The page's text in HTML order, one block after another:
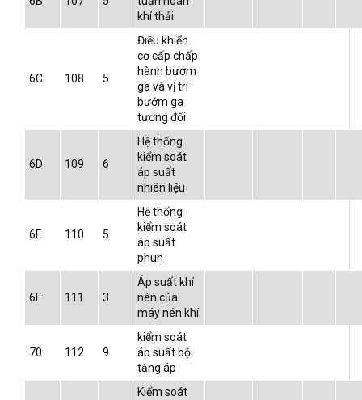
khí thải
6C 108 5
Điều khiển
cơ cấp chấp
hành bướm
ga và vị trí
bướm ga
tương đối
6D 109 6
Hệ thống
kiểm soát
áp suất
nhiên liệu
6E 110 5
Hệ thống
kiểm soát
áp suất
phun
6F 111 3
Áp suất khí
nén của
máy nén khí
70 112 9
kiểm soát
áp suất bộ
tăng áp
Kiểm soát